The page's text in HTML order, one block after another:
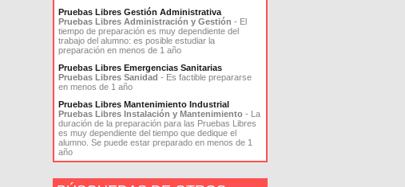
Pruebas Libres Gestión Administrativa
Pruebas Libres Administración y Gestión - El
tiempo de preparación es muy dependiente del
trabajo del alumno: es posible estudiar la
preparación en menos de 1 año
Pruebas Libres Emergencias Sanitarias
Pruebas Libres Sanidad - Es factible prepararse
en menos de 1 año
Pruebas Libres Mantenimiento Industrial
Pruebas Libres Instalación y Mantenimiento - La
duración de la preparación para las Pruebas Libres
es muy dependiente del tiempo que dedique el
alumno. Se puede estar preparado en menos de 1
año